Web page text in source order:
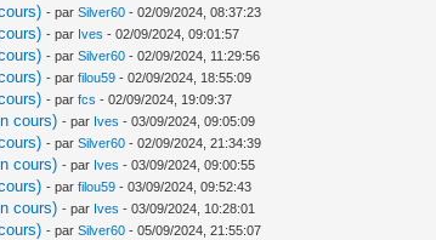
- parSilver60 - 02/09/2024, 08:37:23
- par Ives - 02/09/2024, 09:01:57
- parSilver60 - 02/09/2024, 11:29:56
- parfilou59 - 02/09/2024, 18:55:09
- parfcs - 02/09/2024, 19:09:37
cours) - par Ives - 03/09/2024, 09:05:09
- parSilver60 - 02/09/2024, 21:34:39
cours) - par Ives - 03/09/2024, 09:00:55
- parfilou59 - 03/09/2024, 09:52:43
cours) - par Ives - 03/09/2024, 10:28:01
- parSilver60 - 05/09/2024, 21:55:07